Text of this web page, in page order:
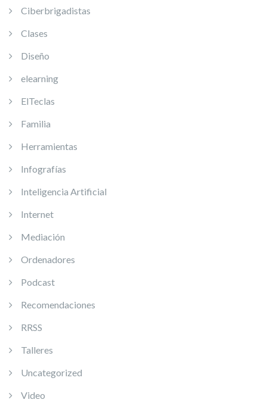
Ciberbrigadistas
Clases
Diseño
elearning
ElTeclas
Familia
Herramientas
Infografías
Inteligencia Artificial
Internet
Mediación
Ordenadores
Podcast
Recomendaciones
RRSS
Talleres
Uncategorized
Video